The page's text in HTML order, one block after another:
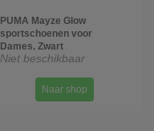
PUMA Mayze Glow
sportschoenen voor
Dames, Zwart
Niet beschikbaar
Naar shop